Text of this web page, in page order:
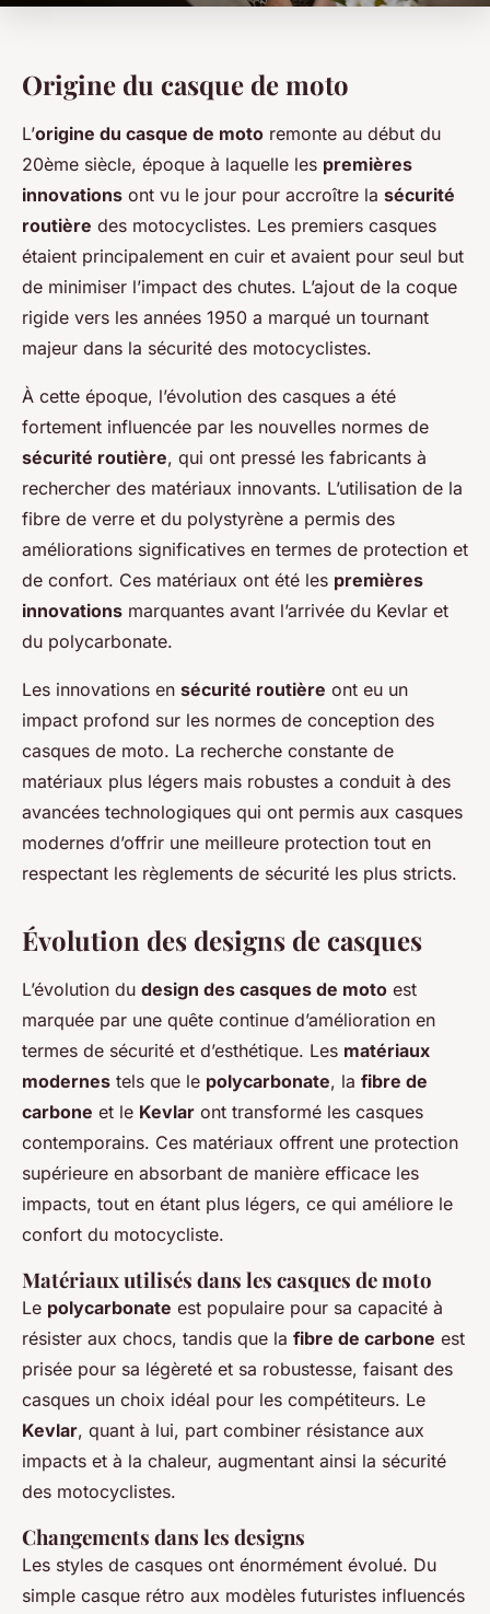
Origine du casque de moto
L’origine du casque de moto remonte au début du
20ème siècle, époque à laquelle les premières
innovations ont vu le jour pour accroître la sécurité
routière des motocyclistes. Les premiers casques
étaient principalement en cuir et avaient pour seul but
de minimiser l’impact des chutes. L’ajout de la coque
rigide vers les années 1950 a marqué un tournant
majeur dans la sécurité des motocyclistes.
À cette époque, l’évolution des casques a été
fortement influencée par les nouvelles normes de
sécurité routière, qui ont pressé les fabricants à
rechercher des matériaux innovants. L’utilisation de la
fibre de verre et du polystyrène a permis des
améliorations significatives en termes de protection et
de confort. Ces matériaux ont été les premières
innovations marquantes avant l’arrivée du Kevlar et
du polycarbonate.
Les innovations en sécurité routière ont eu un
impact profond sur les normes de conception des
casques de moto. La recherche constante de
matériaux plus légers mais robustes a conduit à des
avancées technologiques qui ont permis aux casques
modernes d’offrir une meilleure protection tout en
respectant les règlements de sécurité les plus stricts.
Évolution des designs de casques
L’évolution du design des casques de moto est
marquée par une quête continue d’amélioration en
termes de sécurité et d’esthétique. Les matériaux
modernes tels que le polycarbonate, la fibre de
carbone et le Kevlar ont transformé les casques
contemporains. Ces matériaux offrent une protection
supérieure en absorbant de manière efficace les
impacts, tout en étant plus légers, ce qui améliore le
confort du motocycliste.
Matériaux utilisés dans les casques de moto
Le polycarbonate est populaire pour sa capacité à
résister aux chocs, tandis que la fibre de carbone est
prisée pour sa légèreté et sa robustesse, faisant des
casques un choix idéal pour les compétiteurs. Le
Kevlar, quant à lui, part combiner résistance aux
impacts et à la chaleur, augmentant ainsi la sécurité
des motocyclistes.
Changements dans les designs
Les styles de casques ont énormément évolué. Du
simple casque rétro aux modèles futuristes influencés